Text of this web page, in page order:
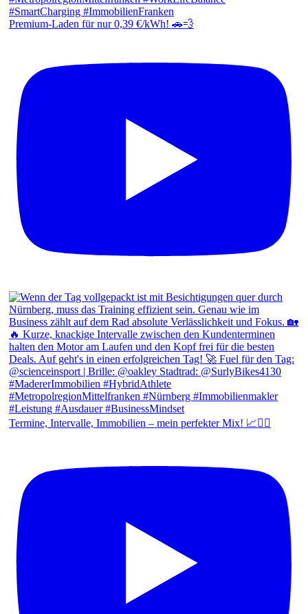
Premium-Laden für nur 0,39 €/kWh! 🚗💨
Termine, Intervalle, Immobilien – mein perfekter Mix! 📈🚴‍♂️